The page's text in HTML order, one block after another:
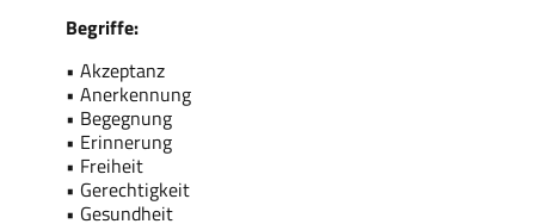
Begriffe:
• Akzeptanz
• Anerkennung
• Begegnung
• Erinnerung
• Freiheit
• Gerechtigkeit
• Gesundheit